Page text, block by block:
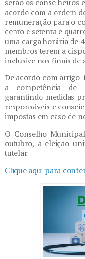
serão os conselheiros
acordo com a ordem
remuneração para o
cento e setenta e
uma carga horária de
membros terem a
inclusive nos finais de
De acordo com artigo
a competência de
garantindo medidas
responsáveis e
impostas em caso de
O Conselho
outubro, a eleição
tutelar.
Clique aqui para